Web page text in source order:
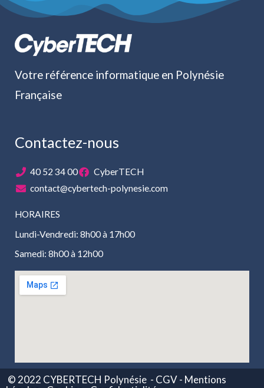
Votre référence informatique en Polynésie
Française
Contactez-nous
40 52 34 00
CyberTECH
contact@cybertech-polynesie.com
HORAIRES
Lundi-Vendredi: 8h00 à 17h00
Samedi: 8h00 à 12h00
© 2022 CYBERTECH Polynésie - CGV - Mentions